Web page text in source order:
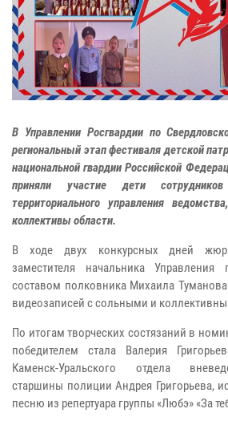
В Управлении Росгвардии по
региональный этап фестиваля детской
национальной гвардии Российской
приняли участие дети
территориального управления
коллективы области.
В ходе двух конкурсных дней
заместителя начальника
составом полковника Михаила
видеозаписей с сольными и
По итогам творческих состязаний в
победителем стала Валерия
Каменск-Уральского отдела
старшины полиции Андрея Григорьева,
песню из репертуара группы «Любэ» «За